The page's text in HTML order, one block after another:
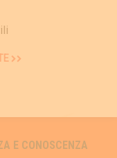
E CONOSCENZA